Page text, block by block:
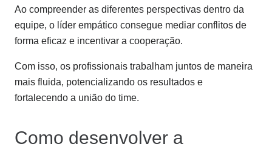
Ao compreender as diferentes perspectivas dentro da
equipe, o líder empático consegue mediar conflitos de
forma eficaz e incentivar a cooperação.
Com isso, os profissionais trabalham juntos de maneira
mais fluida, potencializando os resultados e
fortalecendo a união do time.
Como desenvolver a